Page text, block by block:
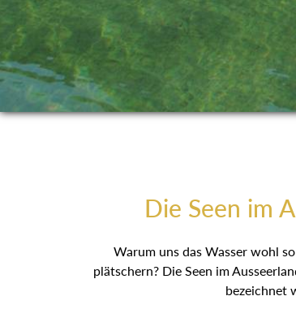
Die Seen im
Warum uns das Wasser wohl
plätschern? Die Seen im
bezeichnet